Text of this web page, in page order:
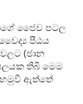
ජෛව පටල
පීඨය
(ජාන
තිබී මෙම
ඇත්තේ